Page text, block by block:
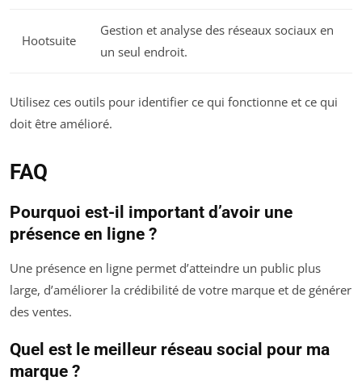
Hootsuite
Gestion et analyse des réseaux sociaux en
un seul endroit.
Utilisez ces outils pour identifier ce qui fonctionne et ce qui
doit être amélioré.
FAQ
Pourquoi est-il important d’avoir une
présence en ligne ?
Une présence en ligne permet d’atteindre un public plus
large, d’améliorer la crédibilité de votre marque et de générer
des ventes.
Quel est le meilleur réseau social pour ma
marque ?